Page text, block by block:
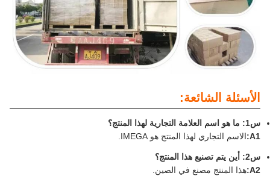
الأسئلة الشائعة:
س1: ما هو اسم العلامة التجارية لهذا المنتج؟
A1: الاسم التجاري لهذا المنتج هو IMEGA.
س2: أين يتم تصنيع هذا المنتج؟
A2: هذا المنتج مصنع في الصين.